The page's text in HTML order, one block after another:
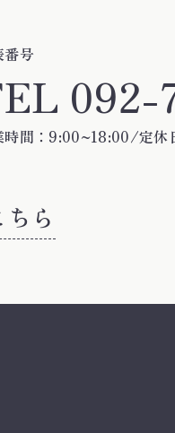
番号
092-
時間：9:00~18:00/定休
ら
ちら